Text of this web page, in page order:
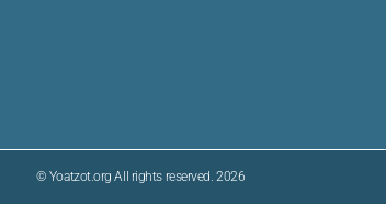
© Yoatzot.org All rights reserved. 2026